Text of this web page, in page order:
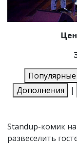
Дополнения
|
Standup-комик
развеселить